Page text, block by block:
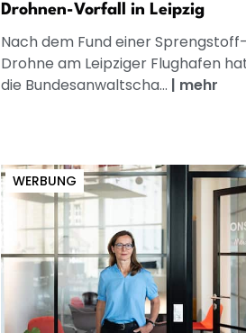
Drohnen-Vorfall in Leipzig
Nach dem Fund einer Sprengstoff-
Drohne am Leipziger Flughafen
die Bundesanwaltscha... | mehr
WERBUNG